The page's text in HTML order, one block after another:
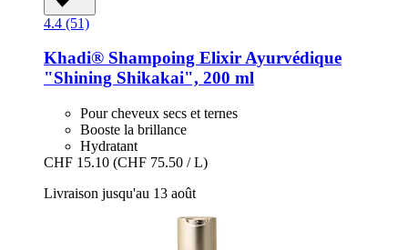
4.4 (51)
Khadi® Shampoing Elixir Ayurvédique
"Shining Shikakai", 200 ml
Pour cheveux secs et ternes
Booste la brillance
Hydratant
CHF 15.10 (CHF 75.50 / L)
Livraison jusqu'au 13 août